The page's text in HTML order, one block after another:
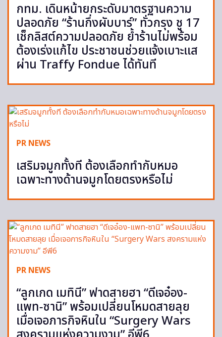
กทม. เดินหน้ายกระดับมาตรฐานความ
ปลอดภัย “ร้านกึ่งผับบาร์” ทั่วกรุง ชู 17
เช็กลิสต์ความปลอดภัย ย้ำร้านไม่พร้อม
ต้องเร่งแก้ไข ประชาชนช่วยแจ้งเบาะแส
ผ่าน Traffy Fondue ได้ทันที
PR NEWS
เสริมจมูกทั้งที ต้องเลือกทำกับหมอ
เฉพาะทางด้านจมูกโดยตรงหรือไม่
PR NEWS
“ลูกเกด เมทินี” ฟาดสายฮา “ดีเจอ๋อง-
แพท-ซานิ” พร้อมเปลี่ยนโหมดสายลุย
เมื่อเจอภารกิจหินใน “Surgery Wars